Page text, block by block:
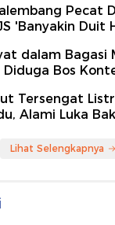
Pecat
'Banyakin Duit
dalam Bagasi
Diduga Bos
Tersengat
Alami Luka
Lihat Selengkapnya